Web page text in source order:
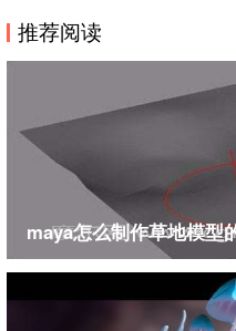
推荐阅读
maya怎么制作草地模型